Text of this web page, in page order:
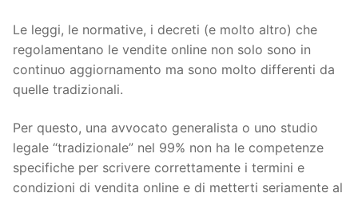
Le leggi, le normative, i decreti (e molto altro) che
regolamentano le vendite online non solo sono in
continuo aggiornamento ma sono molto differenti da
quelle tradizionali.
Per questo, una avvocato generalista o uno studio
legale “tradizionale” nel 99% non ha le competenze
specifiche per scrivere correttamente i termini e
condizioni di vendita online e di metterti seriamente al